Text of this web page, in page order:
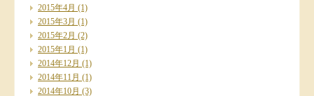
2015年4月 (1)
2015年3月 (1)
2015年2月 (2)
2015年1月 (1)
2014年12月 (1)
2014年11月 (1)
2014年10月 (3)